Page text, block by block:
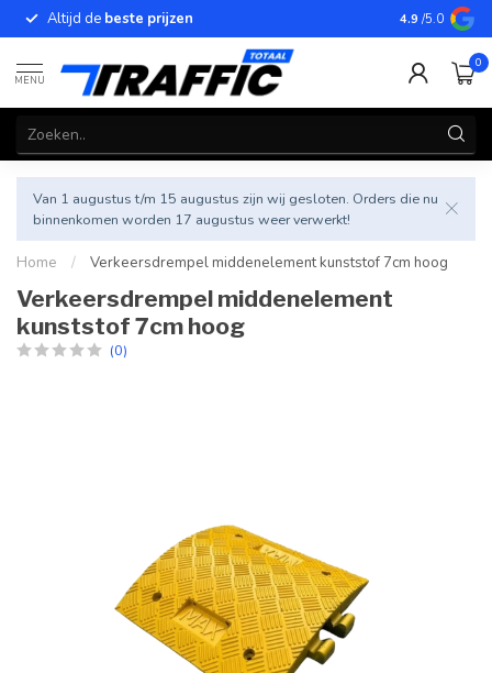
Altijd de beste prijzen Betrouwbare
4.9 /5.0
MENU
0
Van 1 augustus t/m 15 augustus zijn wij gesloten. Orders die nu
binnenkomen worden 17 augustus weer verwerkt!
Home / Verkeersdrempel middenelement kunststof 7cm hoog
Verkeersdrempel middenelement
kunststof 7cm hoog
(0)